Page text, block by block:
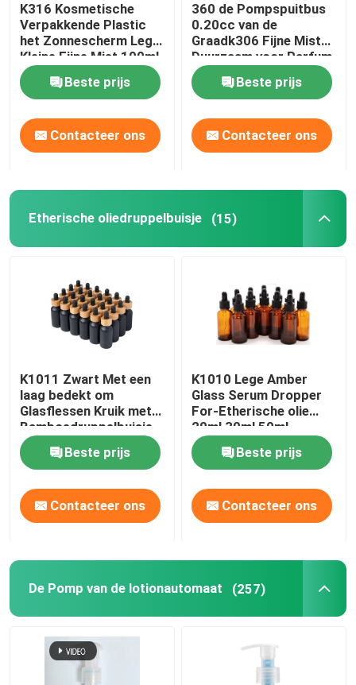
K316 Kosmetische
Verpakkende Plastic
het Zonnescherm Lege
Kleine Fijne Mist 100ml
125ml van
Huisdierenflessen
Beste prijs
Contacteer ons
360 de Pompspuitbus
0.20cc van de
Graadk306 Fijne Mist
Duurzaam voor Parfum
Beste prijs
Contacteer ons
Etherische oliedruppelbuisje (15)
K1011 Zwart Met een
laag bedekt om
Glasflessen Kruik met
Bamboedruppelbuisje
GLB
Beste prijs
Contacteer ons
K1010 Lege Amber
Glass Serum Dropper
For-Etherische olie
20ml 30ml 50ml
Beste prijs
Contacteer ons
De Pomp van de lotionautomaat (257)